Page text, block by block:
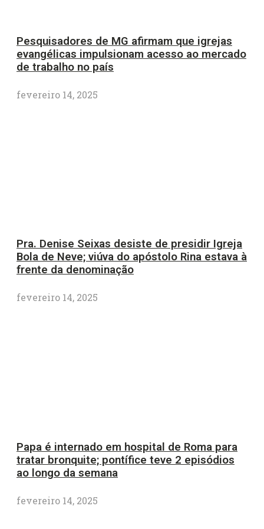
Pesquisadores de MG afirmam que igrejas
evangélicas impulsionam acesso ao mercado
de trabalho no país
fevereiro 14, 2025
Pra. Denise Seixas desiste de presidir Igreja
Bola de Neve; viúva do apóstolo Rina estava à
frente da denominação
fevereiro 14, 2025
Papa é internado em hospital de Roma para
tratar bronquite; pontífice teve 2 episódios
ao longo da semana
fevereiro 14, 2025